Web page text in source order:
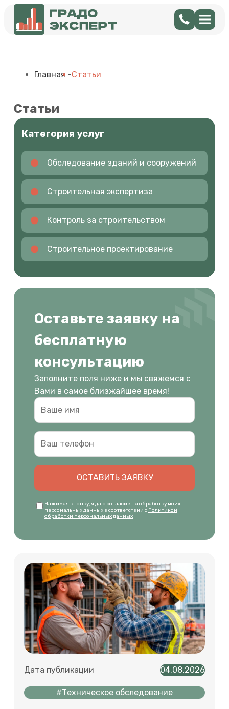
Главная -Статьи
Статьи
Категория услуг
Обследование зданий и сооружений
Строительная экспертиза
Контроль за строительством
Строительное проектирование
Оставьте заявку на
бесплатную
консультацию
Заполните поля ниже и мы свяжемся с
Вами в самое близжайшее время!
ОСТАВИТЬ ЗАЯВКУ
Нажимая кнопку, я даю согласие на обработку моих
персональных данных в соответствии с Политикой
обработки персональных данных
Дата публикации 04.08.2026
#Техническое обследование